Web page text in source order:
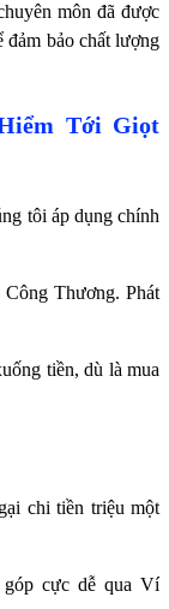
môn đã được
đảm bảo chất lượng
Tới Giọt
tôi áp dụng chính
Thương. Phát
tiền, dù là mua
chi tiền triệu một
cực dễ qua Ví